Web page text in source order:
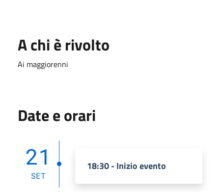
A chi è rivolto
Ai maggiorenni
Date e orari
21
SET
18:30 - Inizio evento